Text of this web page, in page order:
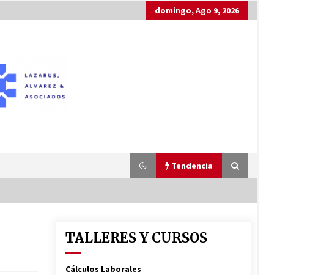
domingo, Ago 9, 2026
Tendencia
TALLERES Y CURSOS
Cálculos Laborales